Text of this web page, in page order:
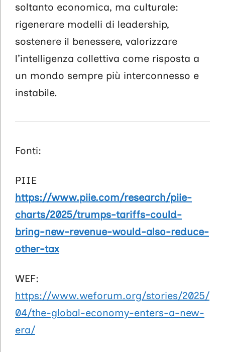
soltanto economica, ma culturale:
rigenerare modelli di leadership,
sostenere il benessere, valorizzare
l’intelligenza collettiva come risposta a
un mondo sempre più interconnesso e
instabile.
Fonti:
PIIE
https://www.piie.com/research/piie-
charts/2025/trumps-tariffs-could-
bring-new-revenue-would-also-reduce-
other-tax
WEF:
https://www.weforum.org/stories/2025/
04/the-global-economy-enters-a-new-
era/